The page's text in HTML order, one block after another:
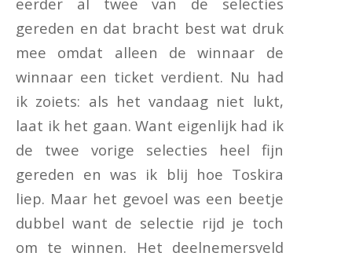
gereden en dat bracht best wat druk
mee omdat alleen de winnaar de
winnaar een ticket verdient. Nu had
ik zoiets: als het vandaag niet lukt,
laat ik het gaan. Want eigenlijk had ik
de twee vorige selecties heel fijn
gereden en was ik blij hoe Toskira
liep. Maar het gevoel was een beetje
dubbel want de selectie rijd je toch
om te winnen. Het deelnemersveld